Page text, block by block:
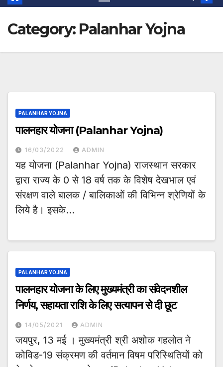
Category: Palanhar Yojna
PALANHAR YOJNA
पालनहार योजना (Palanhar Yojna)
16/03/2022 ADMIN
यह योजना (Palanhar Yojna) राजस्थान सरकार
द्वारा राज्य के 0 से 18 वर्ष तक के विशेष देखभाल एवं
संरक्षण वाले बालक / बालिकाओं की विभिन्न श्रेणियों के
लिये है। इसके…
PALANHAR YOJNA
पालनहार योजना के लिए मुख्यमंत्री का संवेदनशील
निर्णय, सहायता राशि के लिए सत्यापन से दी छूट
14/05/2021 ADMIN
जयपुर, 13 मई । मुख्यमंत्री श्री अशोक गहलोत ने
कोविड-19 संक्रमण की वर्तमान विषम परिस्थितियों को